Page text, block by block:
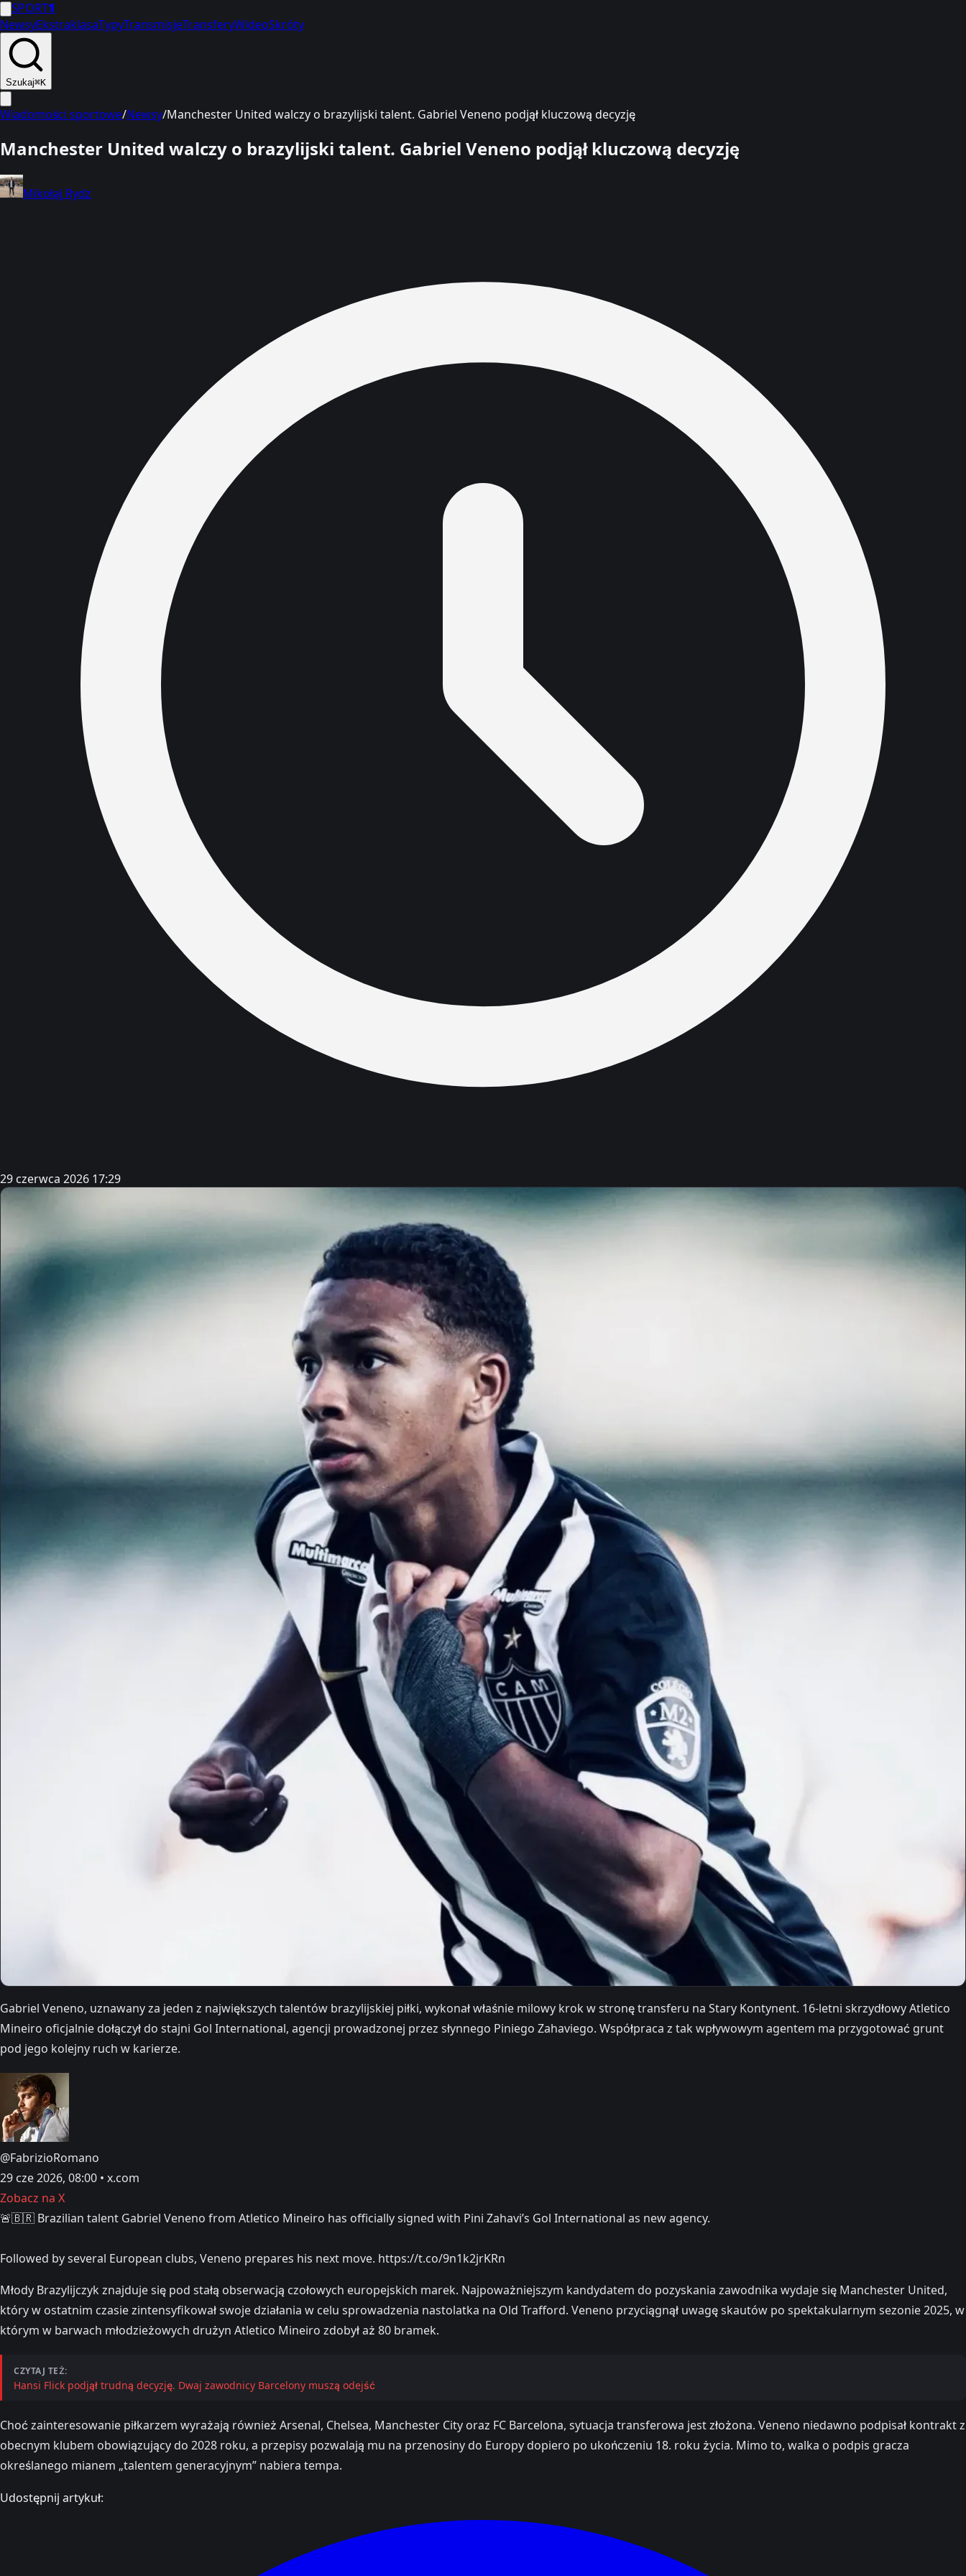
SPORT1
NewsyEkstraklasaTypyTransmisjeTransferyWideoSkróty
Szukaj⌘K
Wiadomości sportowe/Newsy/Manchester United walczy o brazylijski talent. Gabriel Veneno podjął kluczową decyzję
Manchester United walczy o brazylijski talent. Gabriel Veneno podjął kluczową decyzję
Mikołaj Rydz
29 czerwca 2026 17:29
Gabriel Veneno, uznawany za jeden z największych talentów brazylijskiej piłki, wykonał właśnie milowy krok w stronę transferu na Stary Kontynent. 16-letni skrzydłowy Atletico
Mineiro oficjalnie dołączył do stajni Gol International, agencji prowadzonej przez słynnego Piniego Zahaviego. Współpraca z tak wpływowym agentem ma przygotować grunt
pod jego kolejny ruch w karierze.
@FabrizioRomano
29 cze 2026, 08:00 • x.com
Zobacz na X
🚨🇧🇷 Brazilian talent Gabriel Veneno from Atletico Mineiro has officially signed with Pini Zahavi’s Gol International as new agency.
Followed by several European clubs, Veneno prepares his next move. https://t.co/9n1k2jrKRn
Młody Brazylijczyk znajduje się pod stałą obserwacją czołowych europejskich marek. Najpoważniejszym kandydatem do pozyskania zawodnika wydaje się Manchester United,
który w ostatnim czasie zintensyfikował swoje działania w celu sprowadzenia nastolatka na Old Trafford. Veneno przyciągnął uwagę skautów po spektakularnym sezonie 2025, w
którym w barwach młodzieżowych drużyn Atletico Mineiro zdobył aż 80 bramek.
CZYTAJ TEŻ:
Hansi Flick podjął trudną decyzję. Dwaj zawodnicy Barcelony muszą odejść
Choć zainteresowanie piłkarzem wyrażają również Arsenal, Chelsea, Manchester City oraz FC Barcelona, sytuacja transferowa jest złożona. Veneno niedawno podpisał kontrakt z
obecnym klubem obowiązujący do 2028 roku, a przepisy pozwalają mu na przenosiny do Europy dopiero po ukończeniu 18. roku życia. Mimo to, walka o podpis gracza
określanego mianem „talentem generacyjnym” nabiera tempa.
Udostępnij artykuł: